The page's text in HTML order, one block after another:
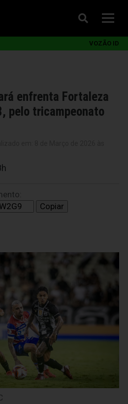
VOZÃO ID
enfrenta Fortaleza
pelo tricampeonato
Copiar